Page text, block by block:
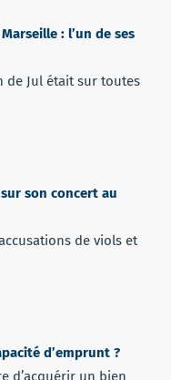
: l’un de ses
de Jul était sur toutes
son concert au
de viols et
d’emprunt ?
d’acquérir un bien